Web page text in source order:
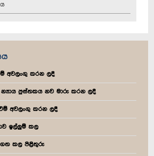
අවලංගු කරන ලදී
පුස්තකය නව මාරු කරන ලදී
අවලංගු කරන ලදී
ඉල්ලුම් කල
කල පිළිතුරු